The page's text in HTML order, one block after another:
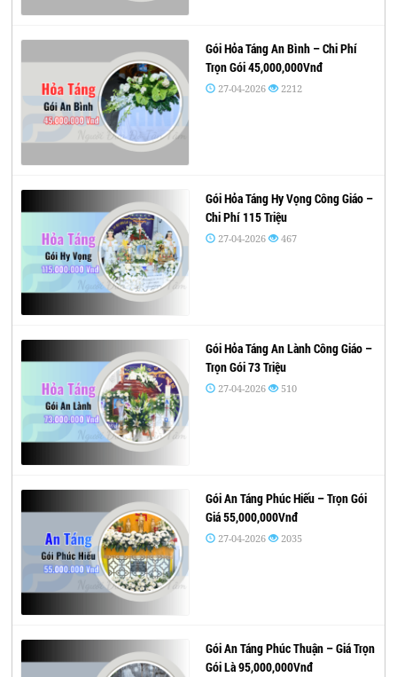
Gói Hỏa Táng An Bình – Chi Phí
Trọn Gói 45,000,000Vnđ
27-04-2026 2212
Gói Hỏa Táng Hy Vọng Công Giáo –
Chi Phí 115 Triệu
27-04-2026 467
Gói Hỏa Táng An Lành Công Giáo –
Trọn Gói 73 Triệu
27-04-2026 510
Gói An Táng Phúc Hiếu – Trọn Gói
Giá 55,000,000Vnđ
27-04-2026 2035
Gói An Táng Phúc Thuận – Giá Trọn
Gói Là 95,000,000Vnđ